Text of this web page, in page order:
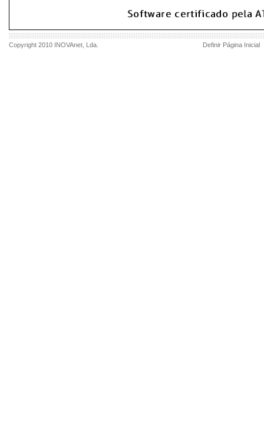
Copyright 2010 INOVAnet , Lda. Definir Página Inicial